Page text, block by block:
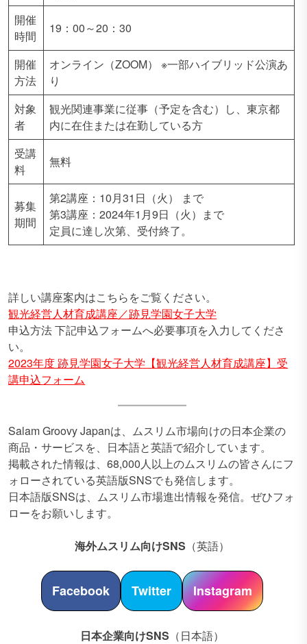
開催
時間
19：00～20：30
開催
方法
オンライン（ZOOM） ※一部ハイブリッド公演あ
り
対象
者
観光関連事業に従事（予定を含む）し、東京都
内に在住または在勤している方
受講
料
無料
募集
期間
第2講座：10月31日（火） まで
第3講座：2024年1月9日（火）まで
定員に達し次第、受付終了。
詳しい講座案内はこちらをご覧ください。
観光経営人材育成講座／跡見学園女子大学
申込方法 下記申込フォームへ必要事項を入力してくださ
い。
2023年度 跡見学園女子大学【観光経営人材育成講座】受
講申込フォーム
Salam Groovy Japanは、ムスリム市場向けの日本企業の
商品・サービスを、日本語と英語で紹介しています。
掲載された情報は、68,000人以上のムスリムの皆さんにフ
ォローされている英語版SNSでも発信します。
日本語版SNSは、ムスリム市場進出情報を発信。ぜひフォ
ローをお願いします。
海外ムスリム向けSNS （英語）
Facebook Twitter Instagram
日本企業向けSNS （日本語）